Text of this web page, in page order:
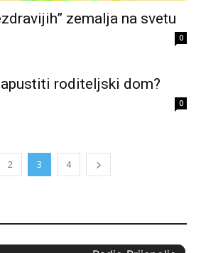
zemalja na svetu
0
roditeljski dom?
0
2 3 4